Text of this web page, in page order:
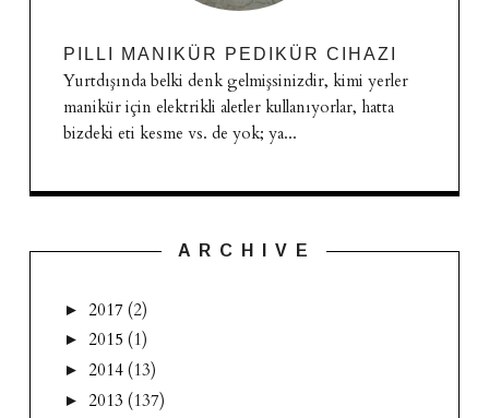
PILLI MANIKÜR PEDIKÜR CIHAZI
Yurtdışında belki denk gelmişsinizdir, kimi yerler
manikür için elektrikli aletler kullanıyorlar, hatta
bizdeki eti kesme vs. de yok; ya...
A R C H I V E
► 2017 (2)
► 2015 (1)
► 2014 (13)
► 2013 (137)